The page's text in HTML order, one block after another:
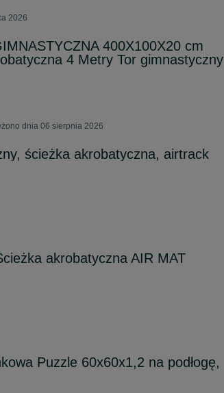
2026
400X100X20 cm
4 Metry Tor gimnastyczny
dnia 06 sierpnia 2026
ścieżka akrobatyczna, airtrack
akrobatyczna AIR MAT
Puzzle 60x60x1,2 na podłogę,